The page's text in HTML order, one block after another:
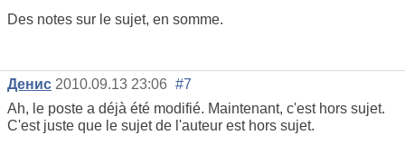
Des notes sur le sujet, en somme.
Денис 2010.09.13 23:06 #7
Ah, le poste a déjà été modifié. Maintenant, c'est hors sujet.
C'est juste que le sujet de l'auteur est hors sujet.